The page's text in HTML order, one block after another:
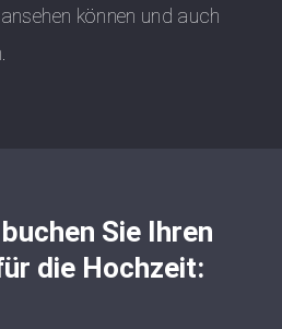
können und auch
Sie Ihren
die Hochzeit: